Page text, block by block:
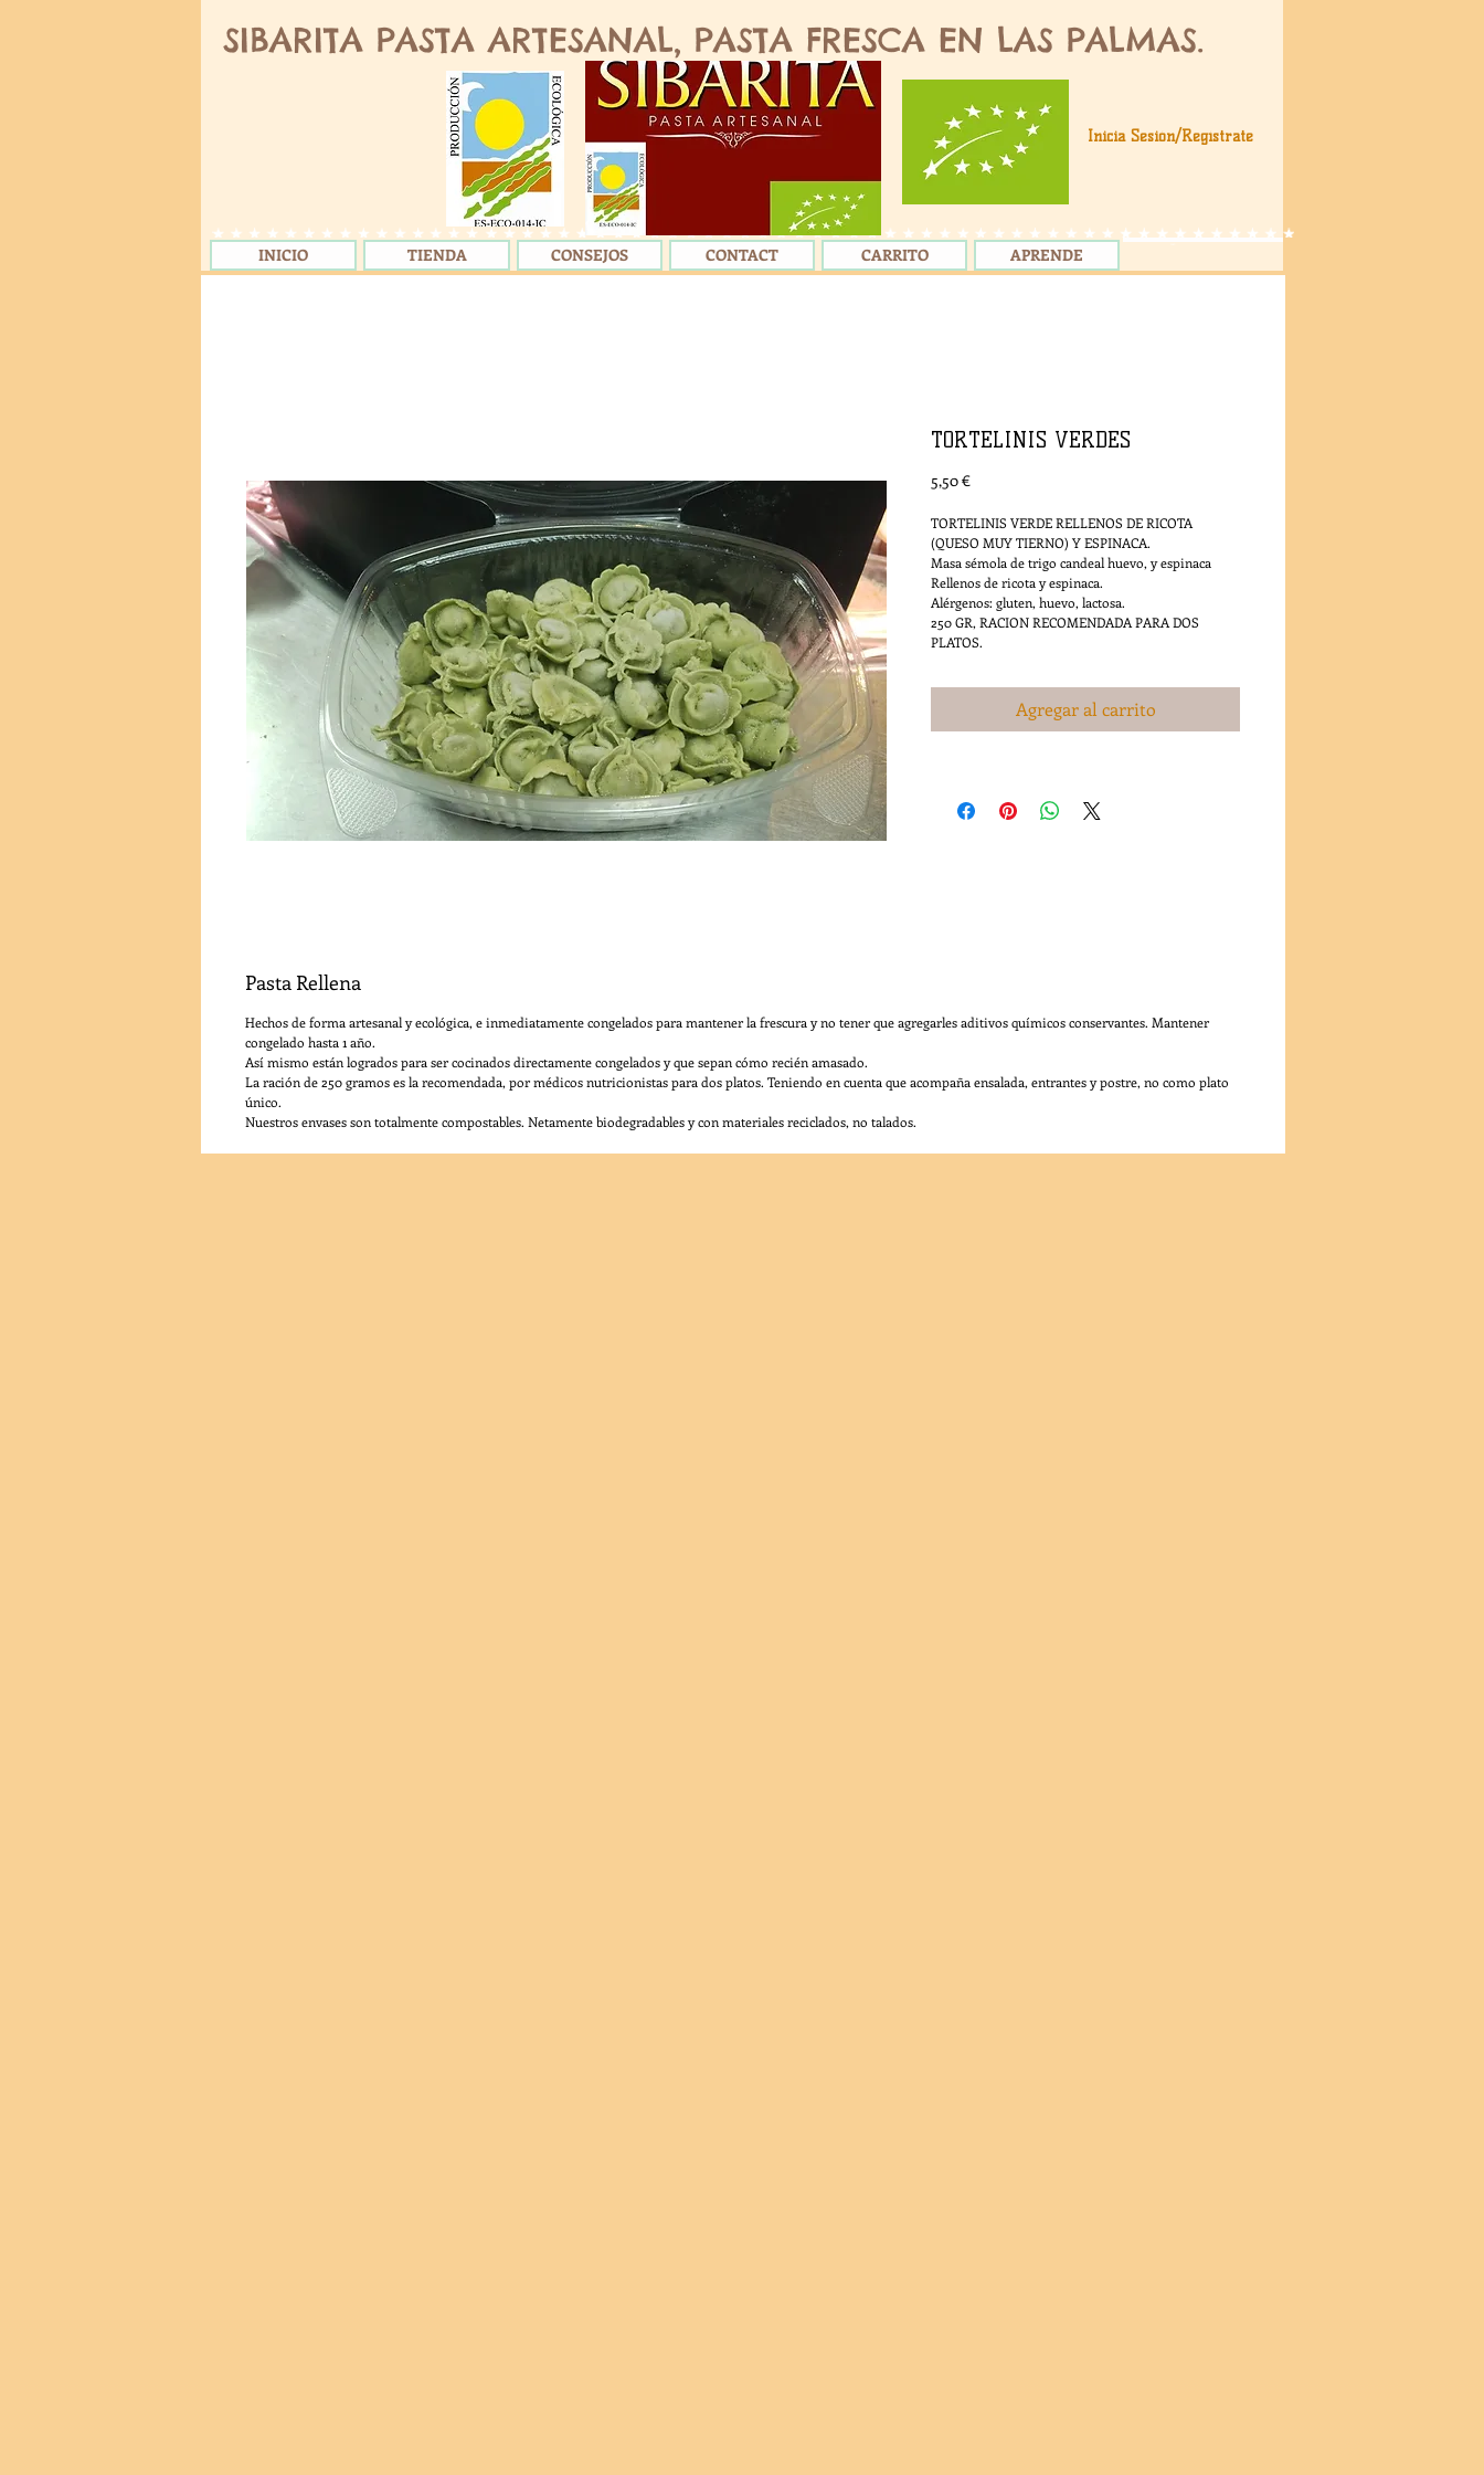
SIBARITA PASTA ARTESANAL, PASTA FRESCA EN LAS PALMAS.
Inicia Sesión/Regístrate
INICIO TIENDA CONSEJOS CONTACT CARRITO APRENDE
TORTELINIS VERDES
5,50 €Precio
TORTELINIS VERDE RELLENOS DE RICOTA
(QUESO MUY TIERNO) Y ESPINACA.
Masa sémola de trigo candeal huevo, y espinaca
Rellenos de ricota y espinaca.
Alérgenos: gluten, huevo, lactosa.
250 GR, RACION RECOMENDADA PARA DOS
PLATOS.
Agregar al carrito
Pasta Rellena
Hechos de forma artesanal y ecológica, e inmediatamente congelados para mantener la frescura y no tener que agregarles aditivos químicos conservantes. Mantener
congelado hasta 1 año.
Así mismo están logrados para ser cocinados directamente congelados y que sepan cómo recién amasado.
La ración de 250 gramos es la recomendada, por médicos nutricionistas para dos platos. Teniendo en cuenta que acompaña ensalada, entrantes y postre, no como plato
único.
Nuestros envases son totalmente compostables. Netamente biodegradables y con materiales reciclados, no talados.